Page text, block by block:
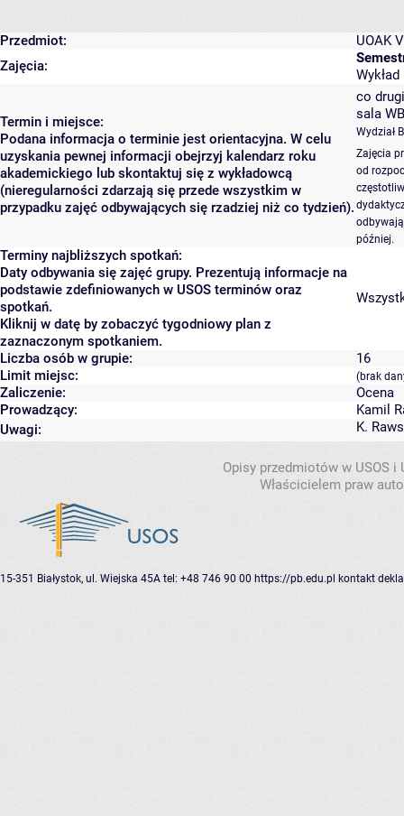
Przedmiot:
UOAK
Zajęcia:
Termin i miejsce:
Podana informacja o terminie jest orientacyjna. W celu
uzyskania pewnej informacji obejrzyj kalendarz roku
akademickiego lub skontaktuj się z wykładowcą
(nieregularności zdarzają się przede wszystkim w
przypadku zajęć odbywających się rzadziej niż co tydzień).
co
sala
Wydział
Zajęcia
od
później.
Terminy najbliższych spotkań:
Daty odbywania się zajęć grupy. Prezentują informacje na
podstawie zdefiniowanych w USOS terminów oraz
spotkań.
Kliknij w datę by zobaczyć tygodniowy plan z
zaznaczonym spotkaniem.
Liczba osób w grupie:
16
Limit miejsc:
(brak
Zaliczenie:
Ocena
Prowadzący:
Kamil
Uwagi:
K.
Opisy przedmiotów w USOS
Właścicielem praw
15-351 Białystok, ul. Wiejska 45A tel: +48 746 90 00 https://pb.edu.pl kontakt